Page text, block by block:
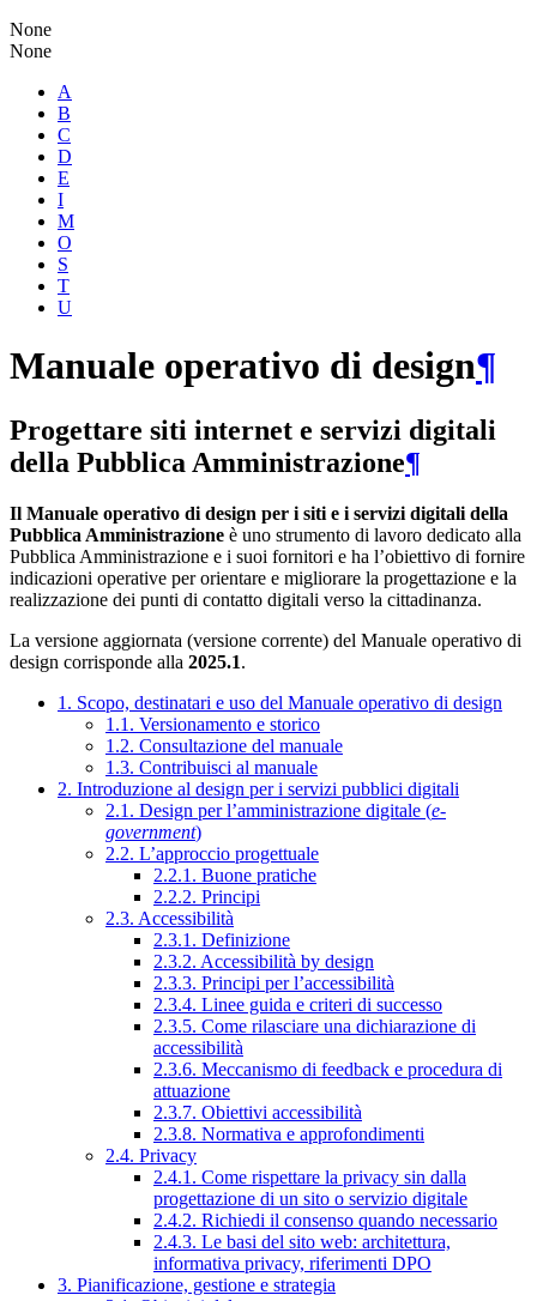
None
None
A
B
C
D
E
I
M
O
S
T
U
Manuale operativo di design¶
Progettare siti internet e servizi digitali
della Pubblica Amministrazione¶
Il Manuale operativo di design per i siti e i servizi digitali della
Pubblica Amministrazione è uno strumento di lavoro dedicato alla
Pubblica Amministrazione e i suoi fornitori e ha l’obiettivo di fornire
indicazioni operative per orientare e migliorare la progettazione e la
realizzazione dei punti di contatto digitali verso la cittadinanza.
La versione aggiornata (versione corrente) del Manuale operativo di
design corrisponde alla 2025.1.
1. Scopo, destinatari e uso del Manuale operativo di design
1.1. Versionamento e storico
1.2. Consultazione del manuale
1.3. Contribuisci al manuale
2. Introduzione al design per i servizi pubblici digitali
2.1. Design per l’amministrazione digitale (e-
government)
2.2. L’approccio progettuale
2.2.1. Buone pratiche
2.2.2. Principi
2.3. Accessibilità
2.3.1. Definizione
2.3.2. Accessibilità by design
2.3.3. Principi per l’accessibilità
2.3.4. Linee guida e criteri di successo
2.3.5. Come rilasciare una dichiarazione di
accessibilità
2.3.6. Meccanismo di feedback e procedura di
attuazione
2.3.7. Obiettivi accessibilità
2.3.8. Normativa e approfondimenti
2.4. Privacy
2.4.1. Come rispettare la privacy sin dalla
progettazione di un sito o servizio digitale
2.4.2. Richiedi il consenso quando necessario
2.4.3. Le basi del sito web: architettura,
informativa privacy, riferimenti DPO
3. Pianificazione, gestione e strategia